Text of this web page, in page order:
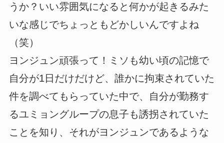
うか？いい雰囲気になると何かが起きるみた
いな感じでちょっともどかしいんですよね
（笑）
ヨンジュン頑張って！ミソも幼い頃の記憶で
自分が1日だけだけど、誰かに拘束されていた
件を調べてもらっていた中で、自分が勤務す
るユミョングループの息子も誘拐されていた
ことを知り、それがヨンジュンであるような